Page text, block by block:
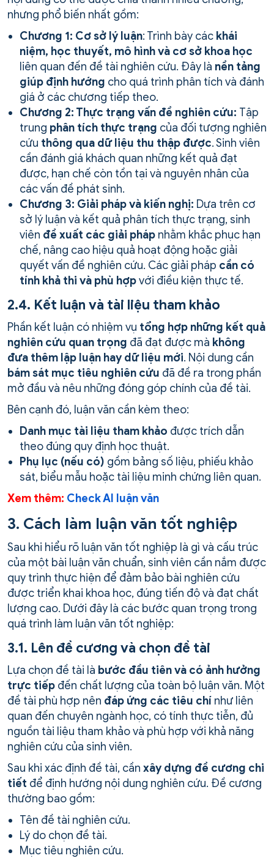
nhưng phổ biến nhất gồm:
Chương 1: Cơ sở lý luận: Trình bày các khái
niệm, học thuyết, mô hình và cơ sở khoa học
liên quan đến đề tài nghiên cứu. Đây là nền tảng
giúp định hướng cho quá trình phân tích và đánh
giá ở các chương tiếp theo.
Chương 2: Thực trạng vấn đề nghiên cứu: Tập
trung phân tích thực trạng của đối tượng nghiên
cứu thông qua dữ liệu thu thập được. Sinh viên
cần đánh giá khách quan những kết quả đạt
được, hạn chế còn tồn tại và nguyên nhân của
các vấn đề phát sinh.
Chương 3: Giải pháp và kiến nghị: Dựa trên cơ
sở lý luận và kết quả phân tích thực trạng, sinh
viên đề xuất các giải pháp nhằm khắc phục hạn
chế, nâng cao hiệu quả hoạt động hoặc giải
quyết vấn đề nghiên cứu. Các giải pháp cần có
tính khả thi và phù hợpvới điều kiện thực tế.
2.4. Kết luận và tài liệu tham khảo
Phần kết luận có nhiệm vụ tổng hợp những kết quả
nghiên cứu quan trọng đã đạt được mà không
đưa thêm lập luận hay dữ liệu mới. Nội dung cần
bám sát mục tiêu nghiên cứu đã đề ra trong phần
mở đầu và nêu những đóng góp chính của đề tài.
Bên cạnh đó, luận văn cần kèm theo:
Danh mục tài liệu tham khảo được trích dẫn
theo đúng quy định học thuật.
Phụ lục (nếu có) gồm bảng số liệu, phiếu khảo
sát, biểu mẫu hoặc tài liệu minh chứng liên quan.
Xem thêm: Check AI luận văn
3. Cách làm luận văn tốt nghiệp
Sau khi hiểu rõ luận văn tốt nghiệp là gì và cấu trúc
của một bài luận văn chuẩn, sinh viên cần nắm được
quy trình thực hiện để đảm bảo bài nghiên cứu
được triển khai khoa học, đúng tiến độ và đạt chất
lượng cao. Dưới đây là các bước quan trọng trong
quá trình làm luận văn tốt nghiệp:
3.1. Lên đề cương và chọn đề tài
Lựa chọn đề tài là bước đầu tiên và có ảnh hưởng
trực tiếp đến chất lượng của toàn bộ luận văn. Một
đề tài phù hợp nên đáp ứng các tiêu chí như liên
quan đến chuyên ngành học, có tính thực tiễn, đủ
nguồn tài liệu tham khảo và phù hợp với khả năng
nghiên cứu của sinh viên.
Sau khi xác định đề tài, cần xây dựng đề cương chi
tiết để định hướng nội dung nghiên cứu. Đề cương
thường bao gồm:
Tên đề tài nghiên cứu.
Lý do chọn đề tài.
Mục tiêu nghiên cứu.